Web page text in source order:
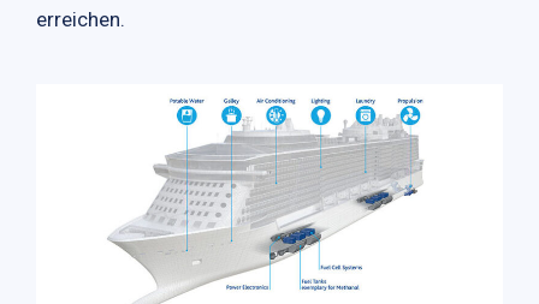
erreichen.